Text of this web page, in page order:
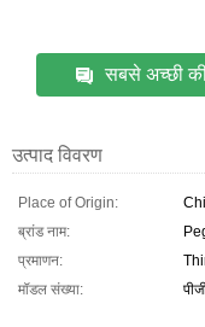
सबसे अच्छी
उत्पाद विवरण
Place of Origin:
ब्रांड नाम:
प्रमाणन:
मॉडल संख्या: